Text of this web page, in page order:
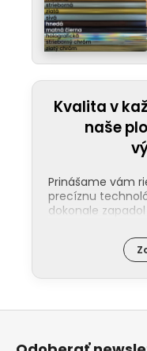
Kvalita v
naše
Prinášame vám
precíznu
dokonale
našej
sprievodcu
Z